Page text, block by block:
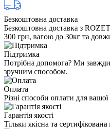
Безкоштовна доставка
Безкоштовна доставка з
300 грн, вагою до 30кг та
Підтримка
Потрібна допомога? Ми завжди
зручним способом.
Оплата
Різні способи оплати для
Гарантія якості
Тільки якісна та сертифікована